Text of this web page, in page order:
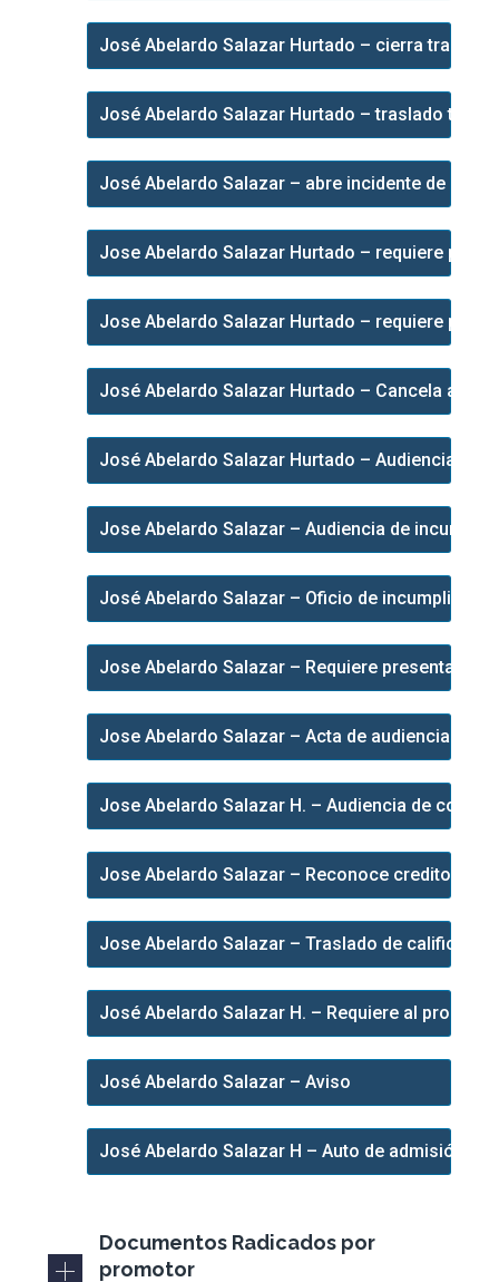
José Abelardo Salazar Hurtado – cierra tramite
José Abelardo Salazar Hurtado – traslado
José Abelardo Salazar – abre incidente de multa
Jose Abelardo Salazar Hurtado – requiere
Jose Abelardo Salazar Hurtado – requiere
José Abelardo Salazar Hurtado – Cancela
José Abelardo Salazar Hurtado – Audiencia de
Jose Abelardo Salazar – Audiencia de
José Abelardo Salazar – Oficio de
Jose Abelardo Salazar – Requiere
Jose Abelardo Salazar – Acta de audiencia de
Jose Abelardo Salazar H. – Audiencia de
Jose Abelardo Salazar – Reconoce creditos y
Jose Abelardo Salazar – Traslado de
José Abelardo Salazar H. – Requiere al
José Abelardo Salazar – Aviso
José Abelardo Salazar H – Auto de admisión
Documentos Radicados por
promotor